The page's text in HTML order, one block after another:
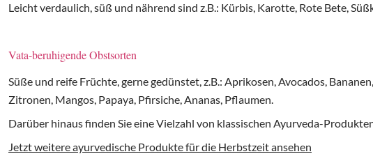
Leicht verdaulich, süß und nährend sind z.B.: Kürbis, Karotte, Rote Bete,
Vata-beruhigende Obstsorten
Süße und reife Früchte, gerne gedünstet, z.B.: Aprikosen, Avocados,
Zitronen, Mangos, Papaya, Pfirsiche, Ananas, Pflaumen.
Darüber hinaus finden Sie eine Vielzahl von klassischen Ayurveda-
Jetzt weitere ayurvedische Produkte für die Herbstzeit ansehen